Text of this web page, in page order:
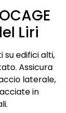
Liri
edifici alti,
Assicura
laterale,
in